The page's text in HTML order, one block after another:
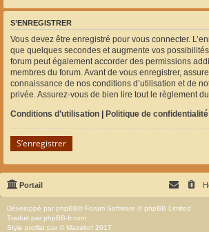
S’ENREGISTRER
Vous devez être enregistré pour vous connecter.
que quelques secondes et augmente vos
forum peut également accorder des permissions
membres du forum. Avant de vous enregistrer,
connaissance de nos conditions d’utilisation et de
privée. Assurez-vous de bien lire tout le règlement du
Conditions d’utilisation | Politique de confidentialité
S’enregistrer
Portail
Développé par phpBB® Forum Software © phpBB Limited
Traduit par phpBB-fr.com
Style proflat par © Mazeltof 2017